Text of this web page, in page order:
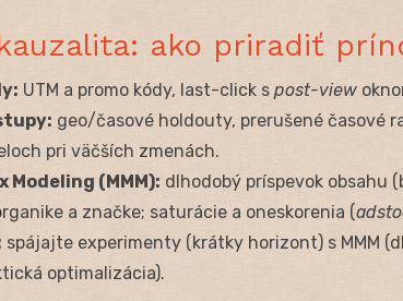
ako priradiť
UTM a promo kódy, last-click s post-view
geo/časové holdouty, prerušené časové
pri väčších zmenách.
Modeling (MMM): dlhodobý príspevok obsahu
a značke; saturácie a oneskorenia (
spájajte experimenty (krátky horizont) s MMM
optimalizácia).